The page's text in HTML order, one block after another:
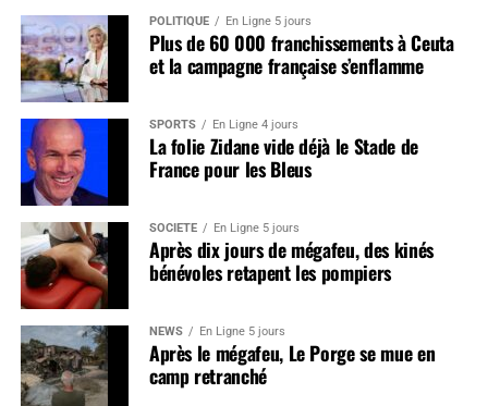
POLITIQUE En Ligne 5 jours
Plus de 60 000 franchissements à Ceuta
et la campagne française s’enflamme
SPORTS En Ligne 4 jours
La folie Zidane vide déjà le Stade de
France pour les Bleus
SOCIÉTÉ En Ligne 5 jours
Après dix jours de mégafeu, des kinés
bénévoles retapent les pompiers
NEWS En Ligne 5 jours
Après le mégafeu, Le Porge se mue en
camp retranché